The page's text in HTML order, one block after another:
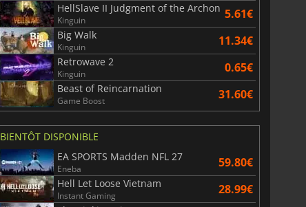
HellSlave II Judgment of the Archon
Kinguin 5.61€
Big Walk
Kinguin 11.34€
Retrowave 2
Kinguin 0.65€
Beast of Reincarnation
Game Boost 31.60€
BIENTÔT DISPONIBLE
EA SPORTS Madden NFL 27
Eneba 59.80€
Hell Let Loose Vietnam
Instant Gaming 28.99€